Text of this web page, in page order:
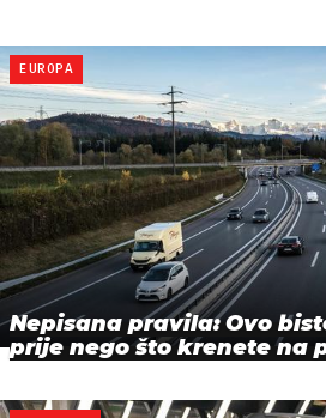
EUROPA
Nepisana pravila: Ovo
prije nego što krenete na